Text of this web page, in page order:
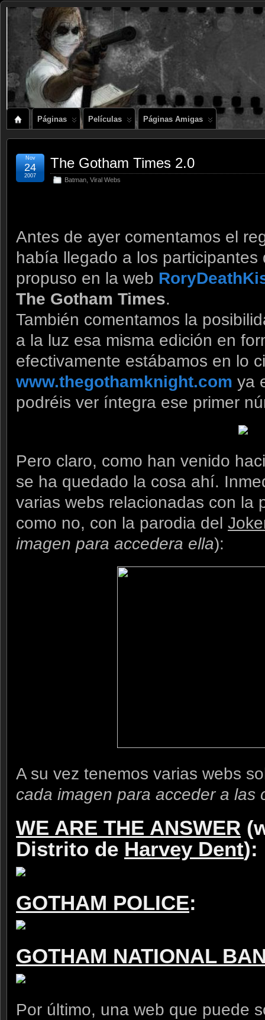
Páginas Películas Páginas Amigas
The Gotham Times 2.0
Batman Viral Webs
Nov
24
2007
Antes de ayer comentamos el
había llegado a los
propuso en la web
The Gotham Times.
También comentamos la
a la luz esa misma edición en
efectivamente estábamos en lo
www.thegothamknight.com ya
podréis ver íntegra ese primer
Pero claro, como han venido
se ha quedado la cosa ahí.
varias webs relacionadas con la
como no, con la parodia del
imagen para accedera ella):
A su vez tenemos varias webs
cada imagen para acceder a las
WE ARE THE ANSWER
Distrito de Harvey Dent):
GOTHAM POLICE:
GOTHAM NATIONAL
Por último, una web que puede